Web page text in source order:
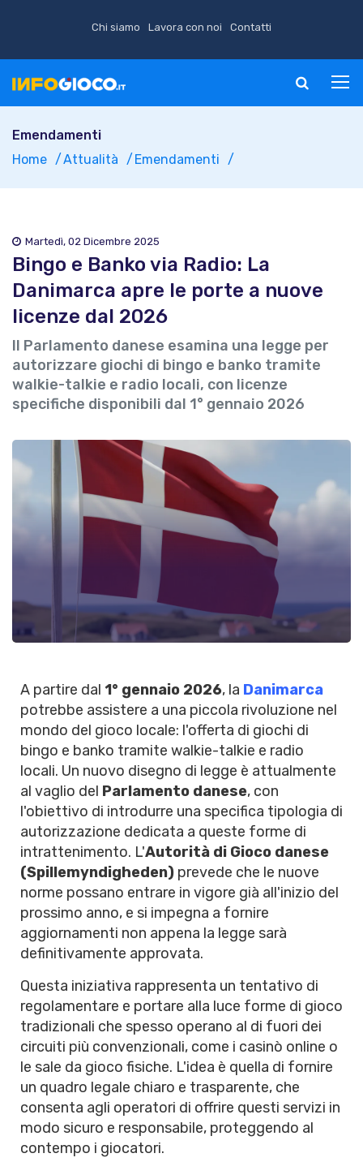
Chi siamo Lavora con noi Contatti
Emendamenti
Home
Attualità Emendamenti
Martedì, 02 Dicembre 2025
Bingo e Banko via Radio: La
Danimarca apre le porte a nuove
licenze dal 2026
Il Parlamento danese esamina una legge per
autorizzare giochi di bingo e banko tramite
walkie-talkie e radio locali, con licenze
specifiche disponibili dal 1° gennaio 2026
A partire dal 1° gennaio 2026, la Danimarca
potrebbe assistere a una piccola rivoluzione nel
mondo del gioco locale: l'offerta di giochi di
bingo e banko tramite walkie-talkie e radio
locali. Un nuovo disegno di legge è attualmente
al vaglio del Parlamento danese, con
l'obiettivo di introdurre una specifica tipologia di
autorizzazione dedicata a queste forme di
intrattenimento. L'Autorità di Gioco danese
(Spillemyndigheden) prevede che le nuove
norme possano entrare in vigore già all'inizio del
prossimo anno, e si impegna a fornire
aggiornamenti non appena la legge sarà
definitivamente approvata.
Questa iniziativa rappresenta un tentativo di
regolamentare e portare alla luce forme di gioco
tradizionali che spesso operano al di fuori dei
circuiti più convenzionali, come i casinò online o
le sale da gioco fisiche. L'idea è quella di fornire
un quadro legale chiaro e trasparente, che
consenta agli operatori di offrire questi servizi in
modo sicuro e responsabile, proteggendo al
contempo i giocatori.